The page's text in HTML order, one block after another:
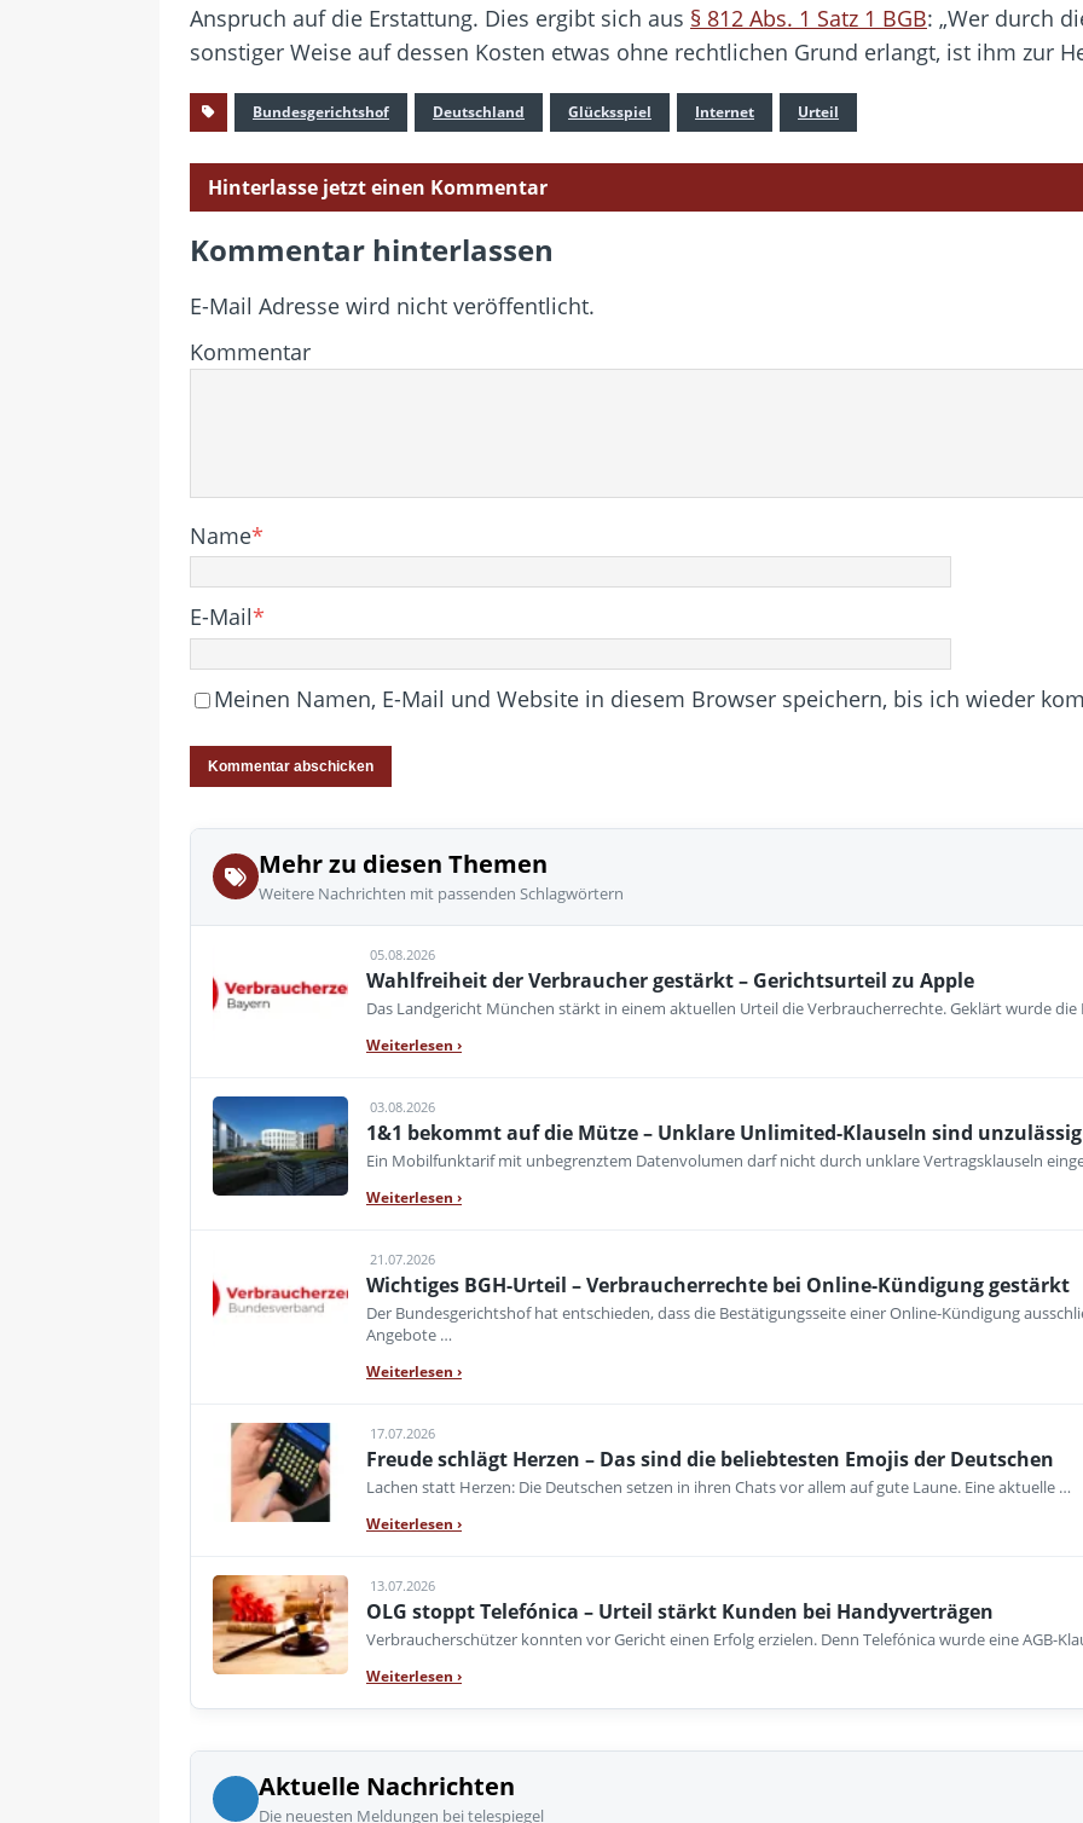
Anspruch auf die Erstattung. Dies ergibt sich aus § 812 Abs. 1 Satz 1 BGB: „Wer durch
sonstiger Weise auf dessen Kosten etwas ohne rechtlichen Grund erlangt, ist ihm zur
Bundesgerichtshof Deutschland Glücksspiel Internet Urteil
Hinterlasse jetzt einen Kommentar
Kommentar hinterlassen
E-Mail Adresse wird nicht veröffentlicht.
Kommentar
Name*
E-Mail*
Meinen Namen, E-Mail und Website in diesem Browser speichern, bis ich wieder
Mehr zu diesen Themen
Weitere Nachrichten mit passenden Schlagwörtern
05.08.2026
Wahlfreiheit der Verbraucher gestärkt – Gerichtsurteil zu Apple
Das Landgericht München stärkt in einem aktuellen Urteil die Verbraucherrechte. Geklärt wurde die
Weiterlesen ›
03.08.2026
1&1 bekommt auf die Mütze – Unklare Unlimited-Klauseln sind unzulässig
Ein Mobilfunktarif mit unbegrenztem Datenvolumen darf nicht durch unklare Vertragsklauseln
Weiterlesen ›
21.07.2026
Wichtiges BGH-Urteil – Verbraucherrechte bei Online-Kündigung gestärkt
Der Bundesgerichtshof hat entschieden, dass die Bestätigungsseite einer Online-Kündigung
Angebote …
Weiterlesen ›
17.07.2026
Freude schlägt Herzen – Das sind die beliebtesten Emojis der Deutschen
Lachen statt Herzen: Die Deutschen setzen in ihren Chats vor allem auf gute Laune. Eine aktuelle …
Weiterlesen ›
13.07.2026
OLG stoppt Telefónica – Urteil stärkt Kunden bei Handyverträgen
Verbraucherschützer konnten vor Gericht einen Erfolg erzielen. Denn Telefónica wurde eine AGB-
Weiterlesen ›
Aktuelle Nachrichten
Die neuesten Meldungen bei telespiegel